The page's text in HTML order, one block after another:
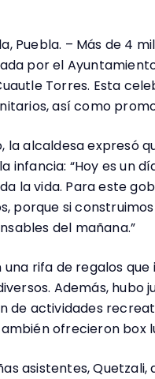
Puebla. – Más de 4
por el
Torres. Esta
así como
la alcaldesa expresó
infancia: “Hoy es un
la vida. Para este
porque si
del mañana.”
rifa de regalos
Además,
de actividades
ofrecieron box
asistentes,